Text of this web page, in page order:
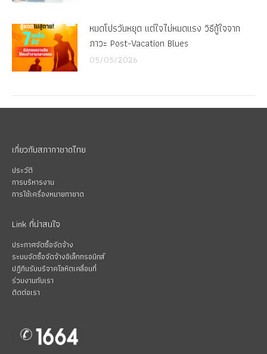
หมดโปรวันหยุด แต่ใจไม่หมดแรง วิธีกู้ใจจาก
ภาวะ Post-Vacation Blues
05/05/2026
เกี่ยวกับสภากาชาดไทย
ประวัติ
การบริหารงาน
การใช้เครื่องหมายกาชาด
Link ที่น่าสนใจ
ประกาศจัดซื้อจัดจ้าง
ระบบจัดซื้อจัดจ้างอิเล็กทรอนิกส์
ปฏิทินรับบริจาคโลหิตเคลื่อนที่
ร่วมงานกับเรา
ติดต่อเรา